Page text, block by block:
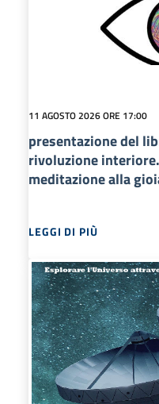
11 AGOSTO 2026 ORE 17:00
presentazione del
rivoluzione
meditazione alla
LEGGI DI PIÙ